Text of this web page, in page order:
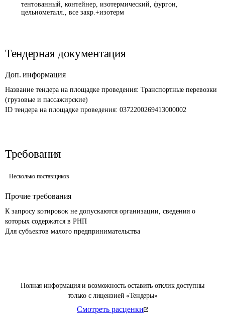
Полная информация и возможность оставить отклик доступны
только с лицензией «Тендеры»
Смотреть расценки
тентованный, контейнер, изотермический, фургон,
цельнометалл., все закр.+изотерм
Тендерная документация
Доп. информация
Название тендера на площадке проведения: Транспортные перевозки
(грузовые и пассажирские)
ID тендера на площадке проведения: 0372200269413000002
Требования
Несколько поставщиков
Прочие требования
К запросу котировок не допускаются организации, сведения о
которых содержатся в РНП
Для субъектов малого предпринимательства